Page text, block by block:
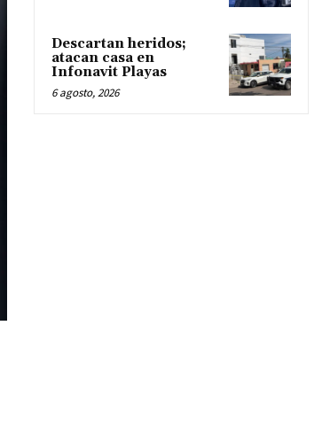
Descartan heridos;
atacan casa en
Infonavit Playas
6 agosto, 2026